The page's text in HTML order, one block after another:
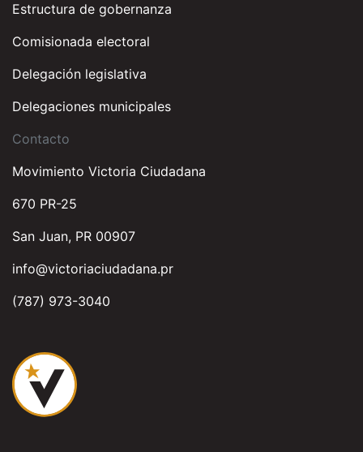
Estructura de gobernanza
Comisionada electoral
Delegación legislativa
Delegaciones municipales
Contacto
Movimiento Victoria Ciudadana
670 PR-25
San Juan, PR 00907
info@victoriaciudadana.pr
(787) 973-3040